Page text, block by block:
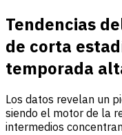
Tendencias
de corta
temporada
Los datos revelan un
siendo el motor de la
intermedios